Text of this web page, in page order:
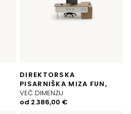
DIREKTORSKA
PISARNIŠKA MIZA FUN,
VEČ DIMENZIJ
od 2.386,00 €